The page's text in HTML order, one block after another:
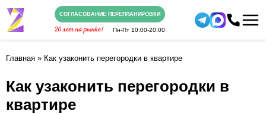
СОГЛАСОВАНИЕ ПЕРЕПЛАНИРОВКИ
Пн-Пт 10:00-20:00
Главная » Как узаконить перегородки в квартире
Как узаконить перегородки в
квартире